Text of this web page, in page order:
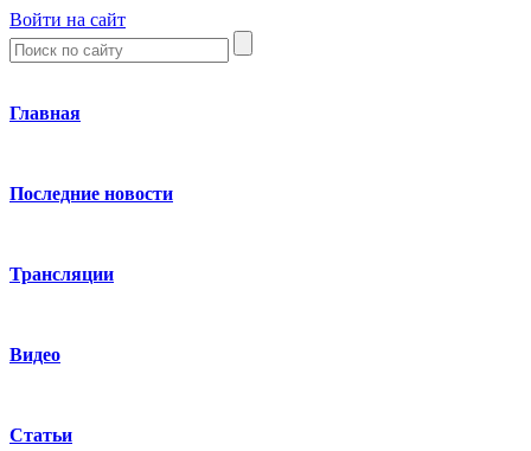
Войти на сайт
Главная
Последние новости
Трансляции
Видео
Статьи